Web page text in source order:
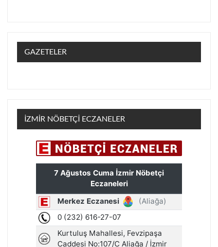
GAZETELER
İZMİR NÖBETÇİ ECZANELER